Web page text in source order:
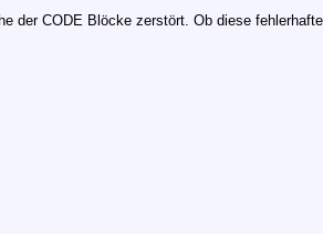
der CODE Blöcke zerstört. Ob diese